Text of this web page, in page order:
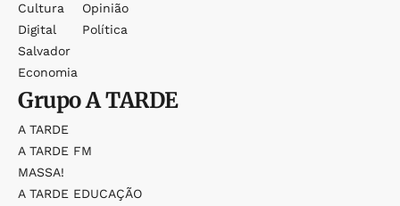
Cultura
Digital
Salvador
Economia
Opinião
Política
GrupoA TARDE
A TARDE
A TARDE FM
MASSA!
A TARDE EDUCAÇÃO